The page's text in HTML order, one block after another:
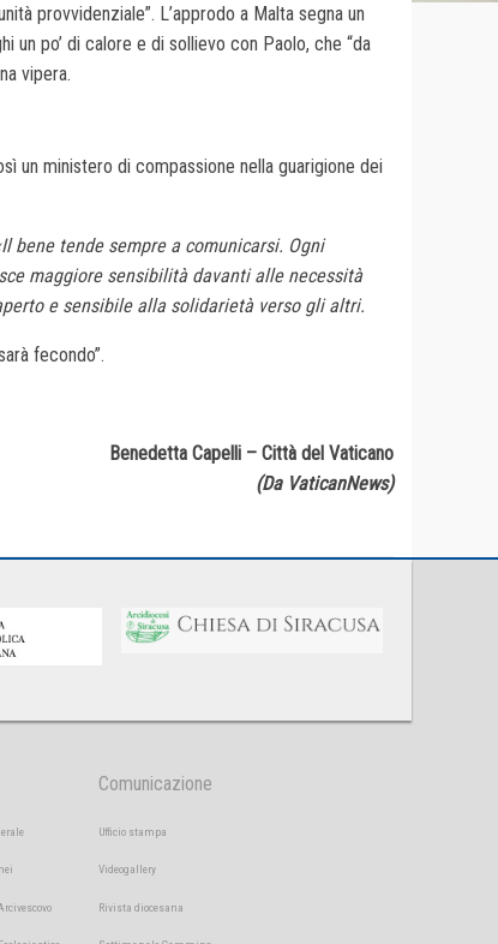
provvidenziale”. L’approdo a Malta segna un
un po’ di calore e di sollievo con Paolo, che “da
vipera.
un ministero di compassione nella guarigione dei
bene tende sempre a comunicarsi. Ogni
maggiore sensibilità davanti alle necessità
e sensibile alla solidarietà verso gli altri.
fecondo”.
Benedetta Capelli – Città del Vaticano
(Da VaticanNews)
Comunicazione
Ufficio stampa
Videogallery
Rivista diocesana